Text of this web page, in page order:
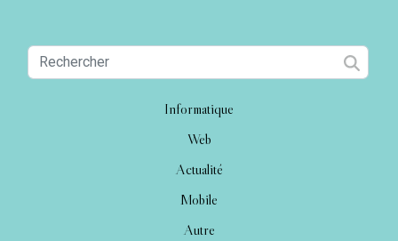
Informatique
Web
Actualité
Mobile
Autre